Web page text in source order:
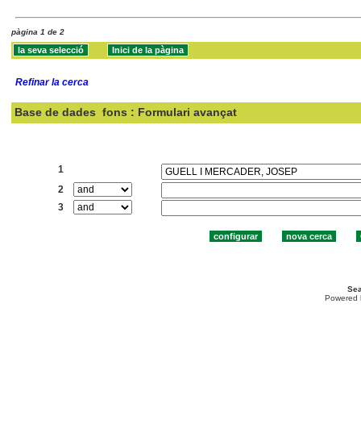
pàgina 1 de 2
Refinar la cerca
Base de dades fons : Formulari avançat
1
2
3